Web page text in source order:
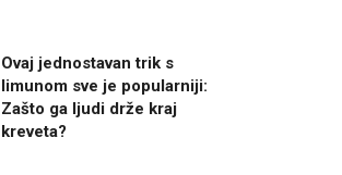
Ovaj jednostavan trik s
limunom sve je popularniji:
Zašto ga ljudi drže kraj
kreveta?